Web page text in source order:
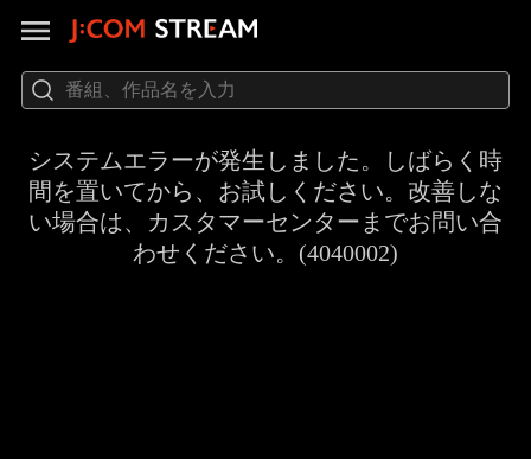
システムエラーが発生しました。しばらく時
間を置いてから、お試しください。改善しな
い場合は、カスタマーセンターまでお問い合
わせください。(4040002)